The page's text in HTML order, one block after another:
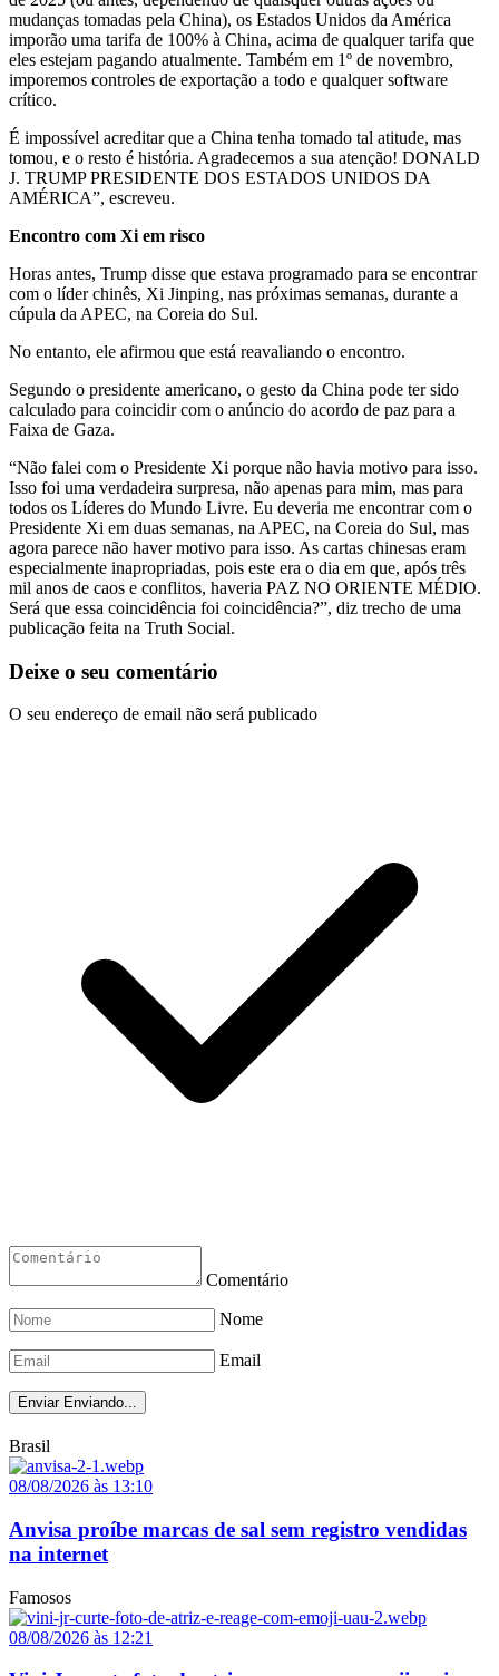
mudanças tomadas pela China), os Estados Unidos da América
imporão uma tarifa de 100% à China, acima de qualquer tarifa que
eles estejam pagando atualmente. Também em 1º de novembro,
imporemos controles de exportação a todo e qualquer software
crítico.
É impossível acreditar que a China tenha tomado tal atitude, mas
tomou, e o resto é história. Agradecemos a sua atenção! DONALD
J. TRUMP PRESIDENTE DOS ESTADOS UNIDOS DA
AMÉRICA”, escreveu.
Encontro com Xi em risco
Horas antes, Trump disse que estava programado para se encontrar
com o líder chinês, Xi Jinping, nas próximas semanas, durante a
cúpula da APEC, na Coreia do Sul.
No entanto, ele afirmou que está reavaliando o encontro.
Segundo o presidente americano, o gesto da China pode ter sido
calculado para coincidir com o anúncio do acordo de paz para a
Faixa de Gaza.
“Não falei com o Presidente Xi porque não havia motivo para isso.
Isso foi uma verdadeira surpresa, não apenas para mim, mas para
todos os Líderes do Mundo Livre. Eu deveria me encontrar com o
Presidente Xi em duas semanas, na APEC, na Coreia do Sul, mas
agora parece não haver motivo para isso. As cartas chinesas eram
especialmente inapropriadas, pois este era o dia em que, após três
mil anos de caos e conflitos, haveria PAZ NO ORIENTE MÉDIO.
Será que essa coincidência foi coincidência?”, diz trecho de uma
publicação feita na Truth Social.
Deixe o seu comentário
O seu endereço de email não será publicado
Comentário
Nome
Email
Enviar Enviando...
Brasil
08/08/2026 às 13:10
Anvisa proíbe marcas de sal sem registro vendidas
na internet
Famosos
08/08/2026 às 12:21